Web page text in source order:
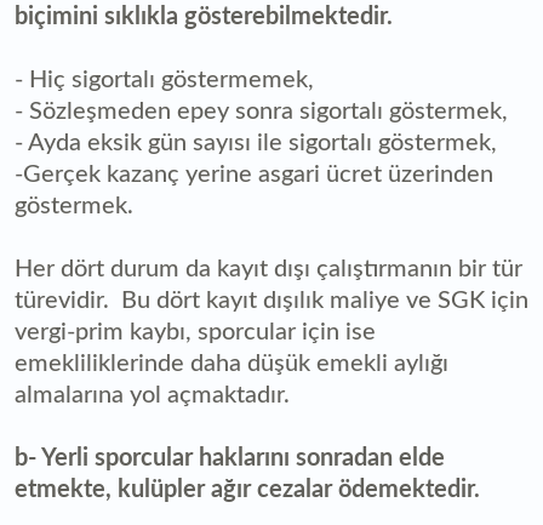
biçimini sıklıkla gösterebilmektedir.
- Hiç sigortalı göstermemek,
- Sözleşmeden epey sonra sigortalı göstermek,
- Ayda eksik gün sayısı ile sigortalı göstermek,
-Gerçek kazanç yerine asgari ücret üzerinden
göstermek.
Her dört durum da kayıt dışı çalıştırmanın bir tür
türevidir. Bu dört kayıt dışılık maliye ve SGK için
vergi-prim kaybı, sporcular için ise
emekliliklerinde daha düşük emekli aylığı
almalarına yol açmaktadır.
b- Yerli sporcular haklarını sonradan elde
etmekte, kulüpler ağır cezalar ödemektedir.